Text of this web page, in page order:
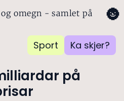
omegn - samlet på
Sport Ka skjer?
🌚
på